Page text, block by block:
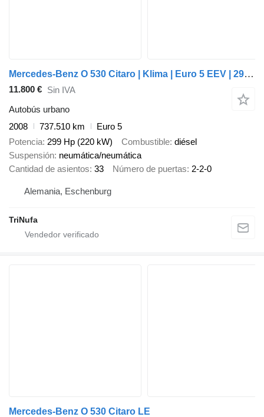
Mercedes-Benz O 530 Citaro | Klima | Euro 5 EEV | 299 PS |
11.800 € Sin IVA
Autobús urbano
2008
737.510 km
Euro 5
Potencia 299 Hp (220 kW) Combustible diésel
Suspensión neumática/neumática
Cantidad de asientos 33 Número de puertas 2-2-0
Alemania, Eschenburg
TriNufa
Mercedes-Benz O 530 Citaro LE